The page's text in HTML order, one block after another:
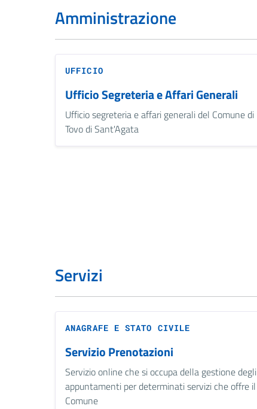
Amministrazione
UFFICIO
Ufficio Segreteria e Affari Generali
Ufficio segreteria e affari generali del Comune di
Tovo di Sant'Agata
Servizi
ANAGRAFE E STATO CIVILE
Servizio Prenotazioni
Servizio online che si occupa della gestione degli
appuntamenti per determinati servizi che offre il
Comune